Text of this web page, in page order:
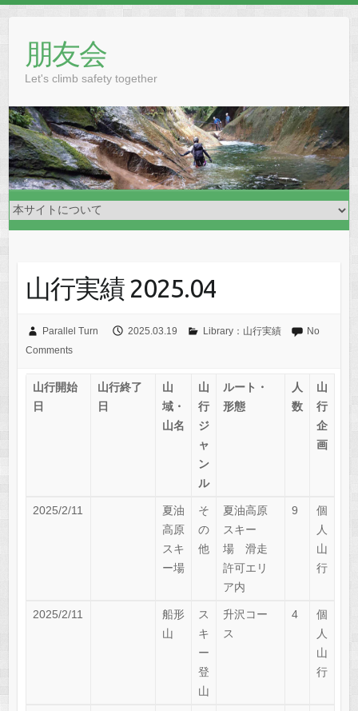
content朋友会
Let's climb safety together
山行実績 2025.04
Parallel Turn 2025.03.19 Library：山行実績
No
Comments
山行開始
日
山行終了
日
山
域・
山名
山
行
ジ
ャ
ン
ル
ルート・
形態
人
数
山
行
企
画
2025/2/11
夏油
高原
スキ
ー場
そ
の
他
夏油高原
スキー
場 滑走
許可エリ
ア内
9
個
人
山
行
2025/2/11
船形
山
ス
キ
ー
登
山
升沢コー
ス
4
個
人
山
行